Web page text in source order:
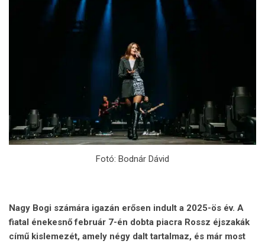
Fotó: Bodnár Dávid
Nagy Bogi számára igazán erősen indult a 2025-ös év. A
fiatal énekesnő február 7-én dobta piacra Rossz éjszakák
című kislemezét, amely négy dalt tartalmaz, és már most